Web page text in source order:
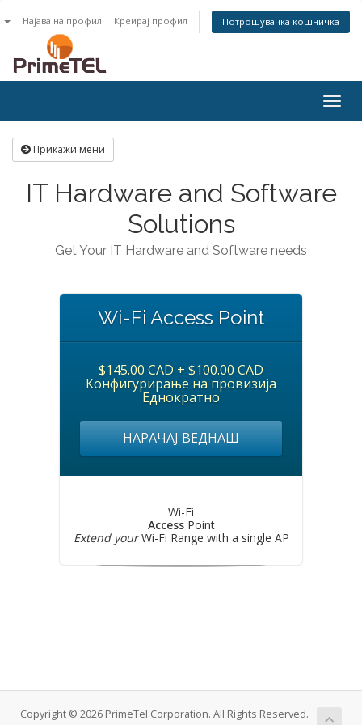
Најава на профил Креирај профил Потрошувачка кошничка
Прикажи мени
IT Hardware and Software
Solutions
Get Your IT Hardware and Software needs
Wi-Fi Access Point
$145.00 CAD + $100.00 CAD
Конфигурирање на провизија
Еднократно
НАРАЧАЈ ВЕДНАШ
Wi-Fi
AccessPoint
Extend yourWi-Fi Range with a single AP
Copyright © 2026 PrimeTel Corporation. All Rights Reserved.